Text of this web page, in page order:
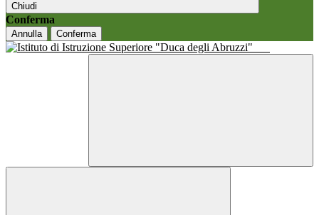
Chiudi
Conferma
Annulla Conferma